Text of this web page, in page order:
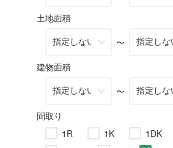
土地面積
〜
建物面積
〜
間取り
1R
1K
1DK